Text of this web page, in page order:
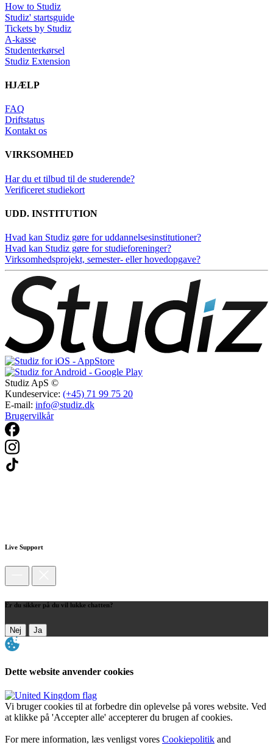
How to Studiz
Studiz' startsguide
Tickets by Studiz
A-kasse
Studenterkørsel
Studiz Extension
HJÆLP
FAQ
Driftstatus
Kontakt os
VIRKSOMHED
Har du et tilbud til de studerende?
Verificeret studiekort
UDD. INSTITUTION
Hvad kan Studiz gøre for uddannelsesinstitutioner?
Hvad kan Studiz gøre for studieforeninger?
Virksomhedsprojekt, semester- eller hovedopgave?
Studiz ApS ©
Kundeservice: (+45) 71 99 75 20
E-mail: info@studiz.dk
Brugervilkår
Live Support
Er du sikker på du vil lukke chatten?
Nej Ja
Dette website anvender cookies
Vi bruger cookies til at forbedre din oplevelse på vores website. Ved
at klikke på 'Accepter alle' accepterer du brugen af cookies.
For mere information, læs venligst vores Cookiepolitik and